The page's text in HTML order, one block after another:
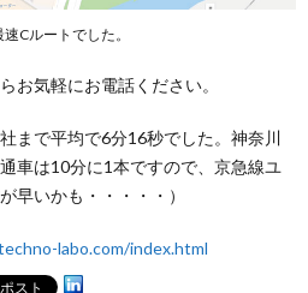
Cルートでした。
お気軽にお電話ください。
まで平均で6分16秒でした。神奈川
車は10分に1本ですので、京急線ユ
早いかも・・・・・）
labo.com/index.html